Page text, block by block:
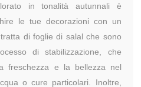
in tonalità autunnali è
le tue decorazioni con un
di foglie di salal che sono
di stabilizzazione, che
freschezza e la bellezza nel
o cure particolari. Inoltre,